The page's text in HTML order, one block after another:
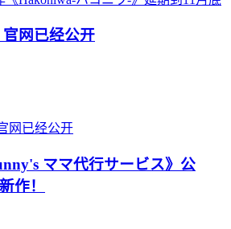
网已经公开
ママ代行サービス》公
作！